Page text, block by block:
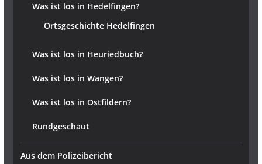
Was ist los in Hedelfingen?
Ortsgeschichte Hedelfingen
Was ist los in Heuriedbuch?
Was ist los in Wangen?
Was ist los in Ostfildern?
Rundgeschaut
Aus dem Polizeibericht